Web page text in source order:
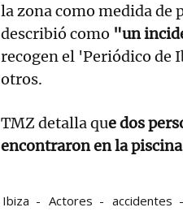
la zona como medida de
describió como "un
recogen el 'Periódico de
otros.
TMZ detalla que dos
encontraron en la
Ibiza Actores accidentes